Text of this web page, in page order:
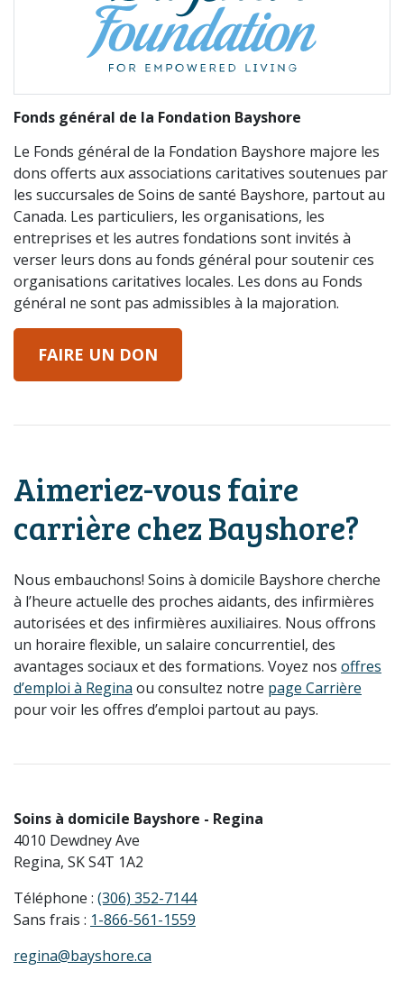
Fonds général de la Fondation Bayshore
Le Fonds général de la Fondation Bayshore majore les
dons offerts aux associations caritatives soutenues par
les succursales de Soins de santé Bayshore, partout au
Canada. Les particuliers, les organisations, les
entreprises et les autres fondations sont invités à
verser leurs dons au fonds général pour soutenir ces
organisations caritatives locales. Les dons au Fonds
général ne sont pas admissibles à la majoration.
FAIRE UN DON
Aimeriez-vous faire
carrière chez Bayshore?
Nous embauchons! Soins à domicile Bayshore cherche
à l’heure actuelle des proches aidants, des infirmières
autorisées et des infirmières auxiliaires. Nous offrons
un horaire flexible, un salaire concurrentiel, des
avantages sociaux et des formations. Voyez nos offres
d’emploi à Regina ou consultez notre page Carrière
pour voir les offres d’emploi partout au pays.
Soins à domicile Bayshore - Regina
4010 Dewdney Ave
Regina, SK S4T 1A2
Téléphone : (306) 352-7144
Sans frais : 1-866-561-1559
regina@bayshore.ca